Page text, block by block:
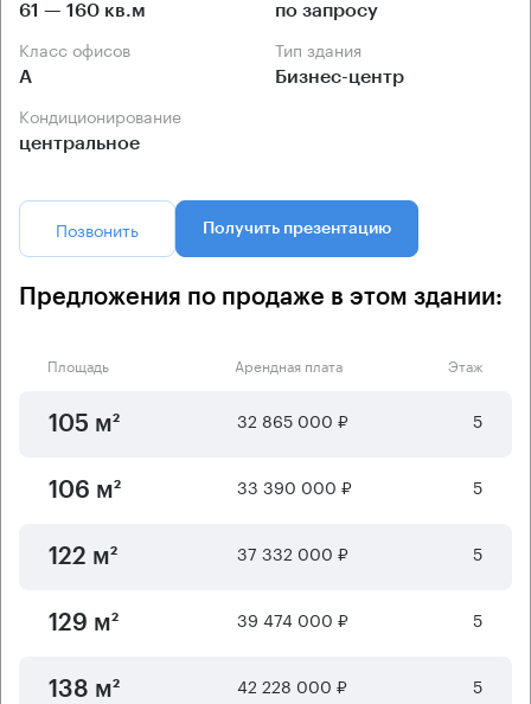
61 — 160 кв.м по запросу
Класс офисов
А
Тип здания
Бизнес-центр
Кондиционирование
центральное
Позвонить Получить презентацию
Предложения по продаже в этом здании:
Площадь Арендная плата Этаж
105 м² 32 865 000 ₽ 5
106 м² 33 390 000 ₽ 5
122 м² 37 332 000 ₽ 5
129 м² 39 474 000 ₽ 5
138 м² 42 228 000 ₽ 5